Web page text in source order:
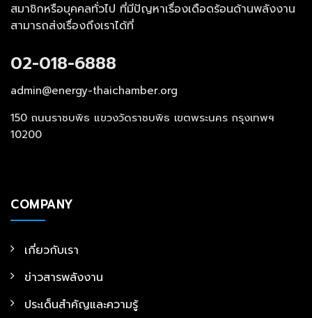
สมาชิกหรือบุคคลทั่วไป ที่มีปัญหาเรื่องเดือดร้อนด้านพลังงาน
สามารถส่งเรื่องถึงเราได้ที่
02-018-6888
admin@energy-thaichamber.org
150 ถนนราชบพิธ แขวงวัดราชบพิธ เขตพระนคร กรุงเทพฯ
10200
COMPANY
เกี่ยวกับเรา
ข่าวสารพลังงาน
ประเด็นสำคัญและความรู้